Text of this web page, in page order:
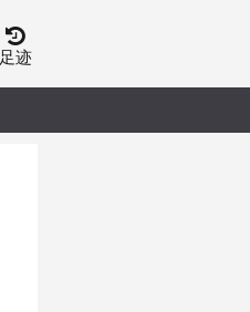
足迹